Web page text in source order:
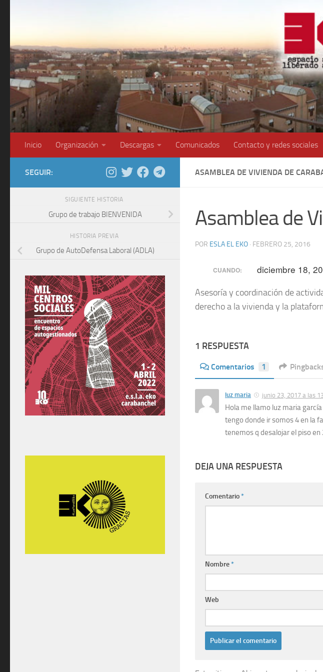
Inicio Organización Descargas Comunicados Contacto y redes sociales
ASAMBLEA DE VIVIENDA DE
Asamblea de
POR ESLA EL EKO · FEBRERO 25, 2016
CUANDO: diciembre 18,
Asesoría y coordinación de
derecho a la vivienda y la
1 RESPUESTA
Comentarios 1
luz maria junio 23, 2017 a las
Hola me llamo luz maria
tengo donde ir somos 4 en la
tenemos q desalojar el piso
DEJA UNA RESPUESTA
Comentario*
Nombre*
Web
SEGUIR:
SIGUIENTE HISTORIA
Grupo de trabajo BIENVENIDA
HISTORIA PREVIA
Grupo de AutoDefensa Laboral (ADLA)